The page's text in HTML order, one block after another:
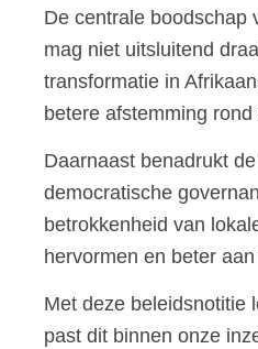
De centrale boodschap
mag niet uitsluitend
transformatie in
betere afstemming
Daarnaast benadrukt
democratische
betrokkenheid van
hervormen en beter
Met deze beleidsnotitie
past dit binnen onze